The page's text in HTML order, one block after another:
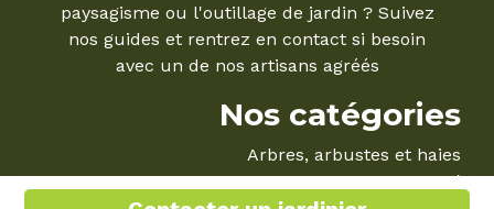
paysagisme ou l'outillage de jardin ? Suivez
nos guides et rentrez en contact si besoin
avec un de nos artisans agréés
Nos catégories
Arbres, arbustes et haies
Le Mag'